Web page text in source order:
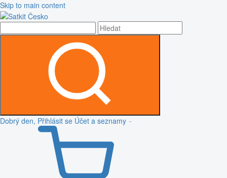
Skip to main content
Dobrý den, Přihlásit se Účet a seznamy